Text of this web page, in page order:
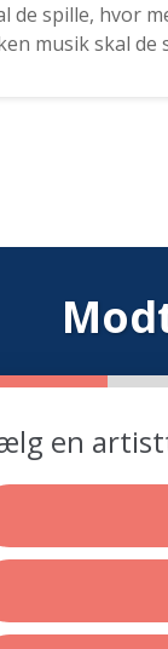
de spille, hvor
musik skal de
en